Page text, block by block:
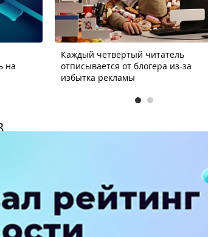
на
Каждый четвертый читатель
отписывается от блогера из-за
избытка рекламы